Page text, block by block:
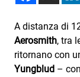
Subasio
A distanza di
Aerosmith, tra
ritornano con
Yungblud –